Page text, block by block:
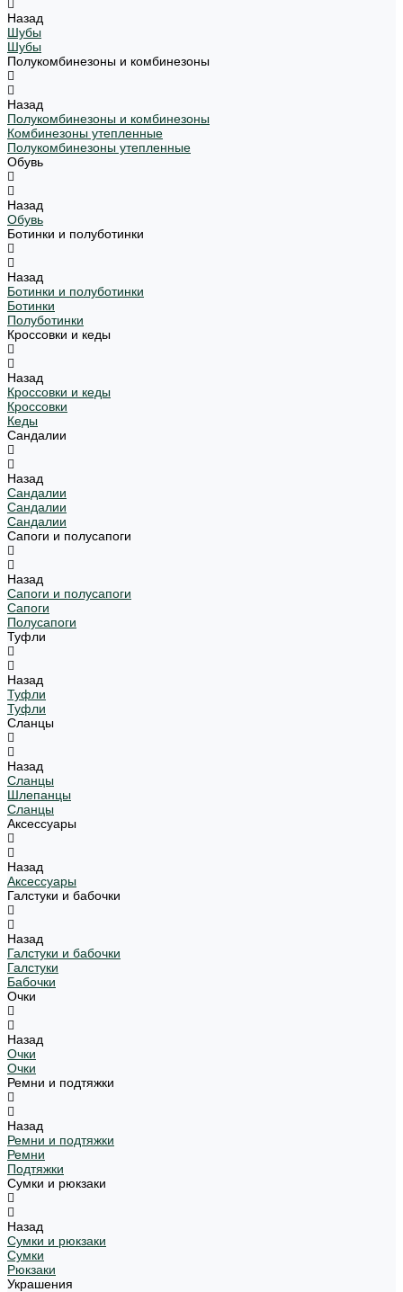
Назад
Шубы
Шубы
Полукомбинезоны и комбинезоны
Назад
Полукомбинезоны и комбинезоны
Комбинезоны утепленные
Полукомбинезоны утепленные
Обувь
Назад
Обувь
Ботинки и полуботинки
Назад
Ботинки и полуботинки
Ботинки
Полуботинки
Кроссовки и кеды
Назад
Кроссовки и кеды
Кроссовки
Кеды
Сандалии
Назад
Сандалии
Сандалии
Сандалии
Сапоги и полусапоги
Назад
Сапоги и полусапоги
Сапоги
Полусапоги
Туфли
Назад
Туфли
Туфли
Сланцы
Назад
Сланцы
Шлепанцы
Сланцы
Аксессуары
Назад
Аксессуары
Галстуки и бабочки
Назад
Галстуки и бабочки
Галстуки
Бабочки
Очки
Назад
Очки
Очки
Ремни и подтяжки
Назад
Ремни и подтяжки
Ремни
Подтяжки
Сумки и рюкзаки
Назад
Сумки и рюкзаки
Сумки
Рюкзаки
Украшения